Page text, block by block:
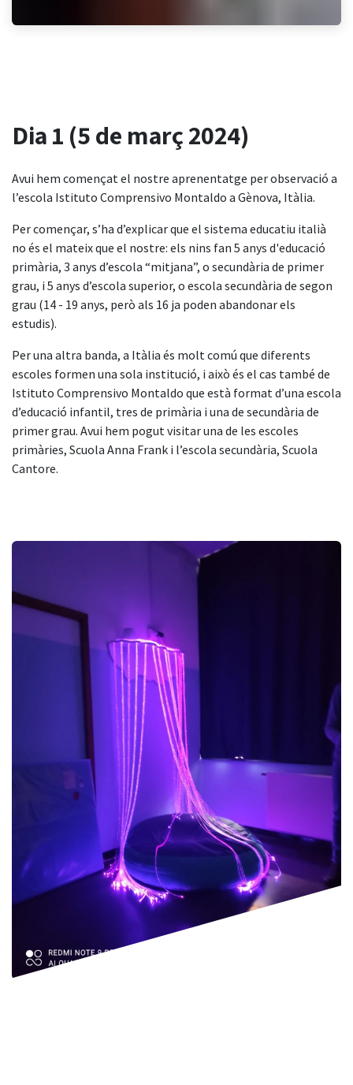
Dia 1 (5 de març 2024)
Avui hem començat el nostre aprenentatge per observació a
l’escola Istituto Comprensivo Montaldo a Gènova, Itàlia.
Per començar, s’ha d’explicar que el sistema educatiu italià
no és el mateix que el nostre: els nins fan 5 anys d'educació
primària, 3 anys d’escola “mitjana”, o secundària de primer
grau, i 5 anys d’escola superior, o escola secundària de segon
grau (14 - 19 anys, però als 16 ja poden abandonar els
estudis).
Per una altra banda, a Itàlia és molt comú que diferents
escoles formen una sola institució, i això és el cas també de
Istituto Comprensivo Montaldo que està format d’una escola
d’educació infantil, tres de primària i una de secundària de
primer grau. Avui hem pogut visitar una de les escoles
primàries, Scuola Anna Frank i l’escola secundària, Scuola
Cantore.